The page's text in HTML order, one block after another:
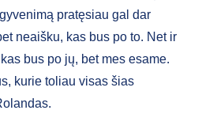
pratęsiau gal dar
neaišku, kas bus po to. Net ir
bus po jų, bet mes esame.
kurie toliau visas šias